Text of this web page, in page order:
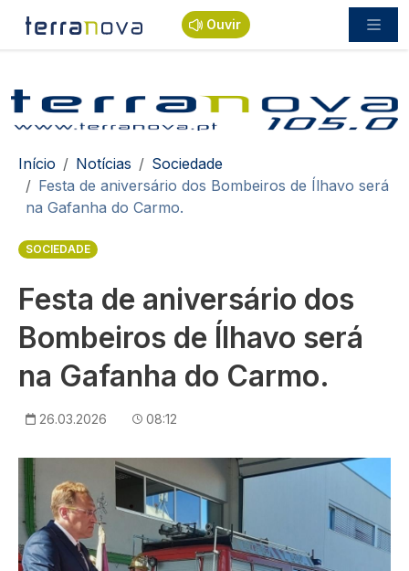
Passar para o conteúdo principal
Ouvir
Navegação estrutural
Início Notícias
Sociedade
Festa de aniversário dos Bombeiros de Ílhavo será
na Gafanha do Carmo.
SOCIEDADE
Festa de aniversário dos
Bombeiros de Ílhavo será
na Gafanha do Carmo.
26.03.2026 08:12
Imagem